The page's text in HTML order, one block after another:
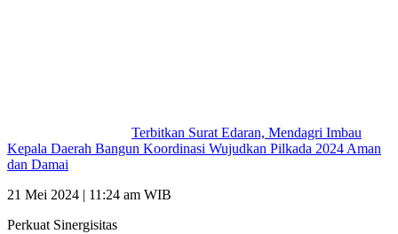
Terbitkan Surat Edaran, Mendagri Imbau
Kepala Daerah Bangun Koordinasi Wujudkan Pilkada 2024 Aman
dan Damai
21 Mei 2024 | 11:24 am WIB
Perkuat Sinergisitas